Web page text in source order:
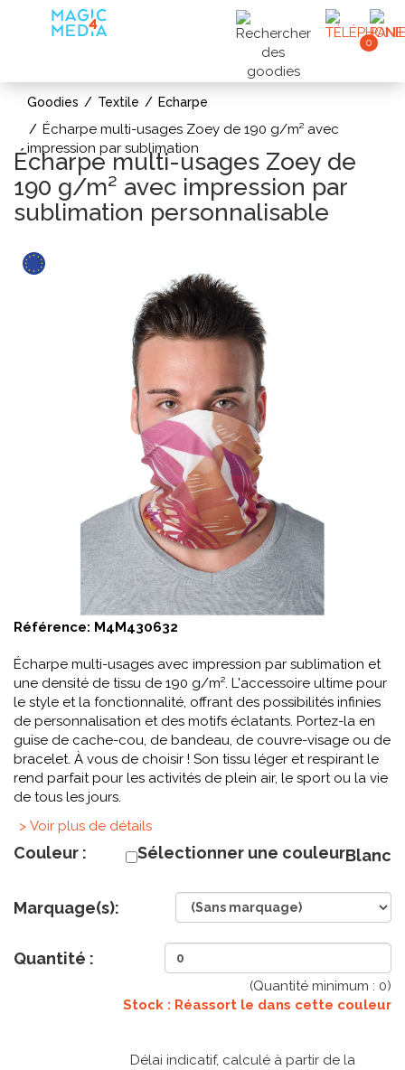
0
Goodies Textile Echarpe
Écharpe multi-usages Zoey de 190 g/m² avec
impression par sublimation
Écharpe multi-usages Zoey de
190 g/m² avec impression par
sublimation personnalisable
Référence: M4M430632
Écharpe multi-usages avec impression par sublimation et
une densité de tissu de 190 g/m². L'accessoire ultime pour
le style et la fonctionnalité, offrant des possibilités infinies
de personnalisation et des motifs éclatants. Portez-la en
guise de cache-cou, de bandeau, de couvre-visage ou de
bracelet. À vous de choisir ! Son tissu léger et respirant le
rend parfait pour les activités de plein air, le sport ou la vie
de tous les jours.
> Voir plus de détails
Couleur : Sélectionner une couleurBlanc
Marquage(s):
Quantité :
(Quantité minimum : 0)
Stock : Réassort le dans cette couleur
Délai indicatif, calculé à partir de la